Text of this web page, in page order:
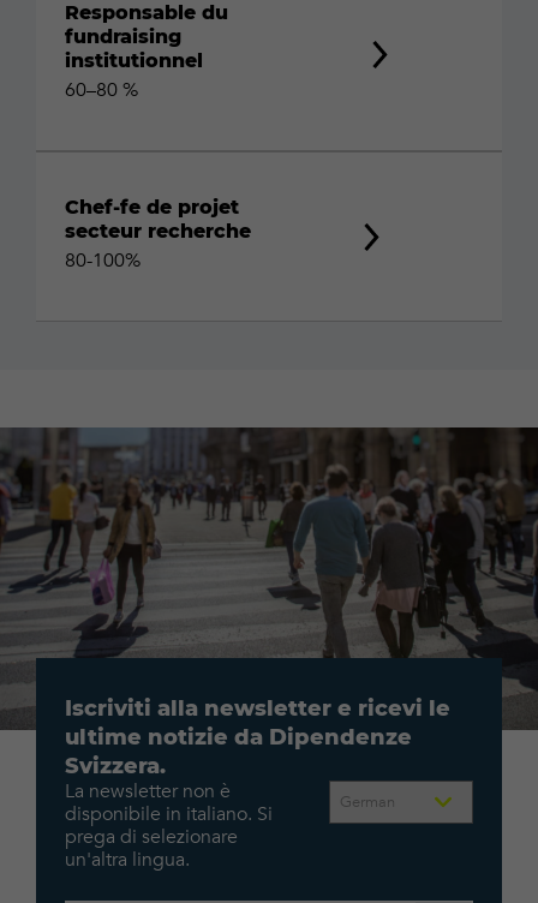
Responsable du
fundraising
institutionnel
60–80 %
Chef-fe de projet
secteur recherche
80-100%
Iscriviti alla newsletter e ricevi le
ultime notizie da Dipendenze
Svizzera.
La newsletter non è
disponibile in italiano. Si
prega di selezionare
un'altra lingua.